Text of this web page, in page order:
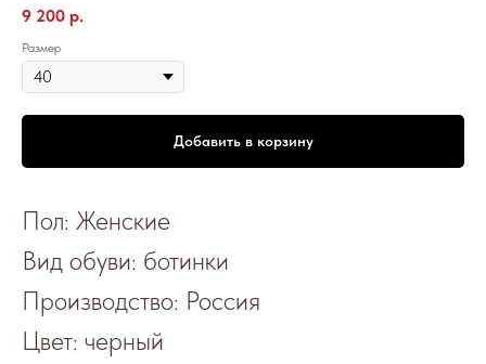
9 200 р.
Размер
Добавить в корзину
Пол: Женские
Вид обуви: ботинки
Производство: Россия
Цвет: черный